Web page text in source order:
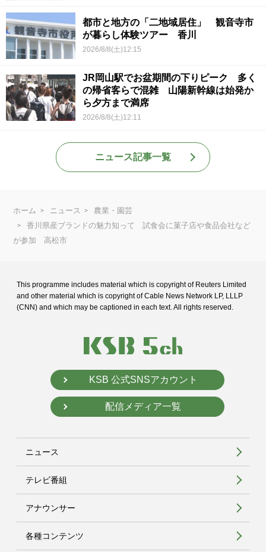
都市と地方の「二地域居住」 観音寺市
が暮らし体験ツアー 香川
2026/8/8(土)12:15
JR岡山駅でお盆期間の下りピーク 多く
の帰省客らで混雑 山陽新幹線は始発か
ら夕方まで満席
2026/8/8(土)12:11
ニュース記事一覧
ホーム ニュース
農業・園芸
香川県産ブランドの魅力知って 試食会に菓子店や食品会社など
が参加 高松市
This programme includes material which is copyright of Reuters Limited
and other material which is copyright of Cable News Network LP, LLLP
(CNN) and which may be captioned in each text. All rights reserved.
KSB 公式SNSアカウント
配信メディア一覧
ニュース
テレビ番組
アナウンサー
各種コンテンツ